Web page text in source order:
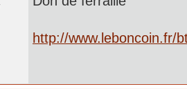
http://www.leboncoin.fr/